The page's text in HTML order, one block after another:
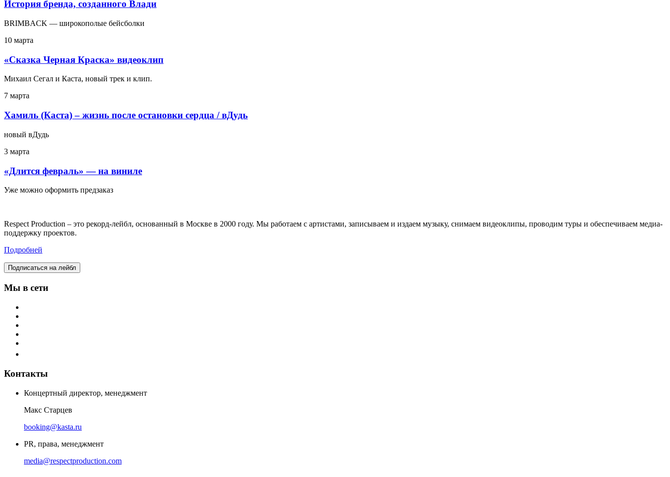
История бренда, созданного Влади
BRIMBACK — широкополые бейсболки
10 марта
«Сказка Черная Краска» видеоклип
Михаил Сегал и Каста, новый трек и клип.
7 марта
Хамиль (Каста) – жизнь после остановки сердца / вДудь
новый вДудь
3 марта
«Длится февраль» — на виниле
Уже можно оформить предзаказ
Respect Production – это рекорд-лейбл, основанный в Москве в 2000 году. Мы работаем с артистами, записываем и издаем музыку, снимаем видеоклипы, проводим туры и обеспечиваем медиа-
поддержку проектов.
Подробней
Подписаться на лейбл
Мы в сети
Контакты
Концертный директор, менеджмент
Макс Старцев
booking@kasta.ru
PR, права, менеджмент
media@respectproduction.com